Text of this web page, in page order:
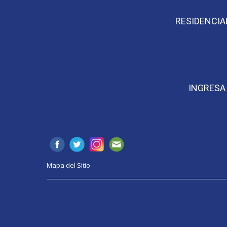
Mapa del Sitio